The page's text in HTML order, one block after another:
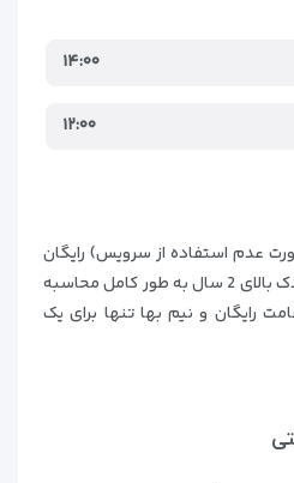
۱۴:۰۰
۱۲:۰۰
2 سال (درصورت عدم استفاده از سرویس) رایگان
می‌باشد و هزینه‌ی اقامت کودک بالای 2 سال به طور کامل محاسبه
رایگان و نیم بها تنها برای یک